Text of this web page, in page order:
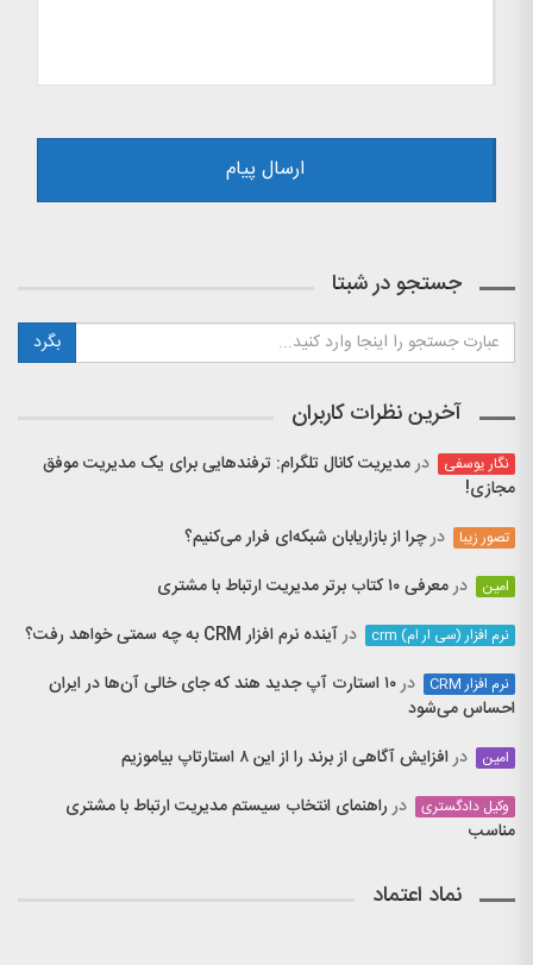
جستجو در شبتا
آخرین نظرات کاربران
نگار یوسفی درمدیریت کانال تلگرام: ترفندهایی برای یک مدیریت موفق
مجازی!
تصور زیبا درچرا از بازاریابان شبکه‌ای فرار می‌کنیم؟
امین درمعرفی ۱۰ کتاب برتر مدیریت ارتباط با مشتری
نرم افزار (سی ار ام) crm درآینده نرم افزار CRM به چه سمتی خواهد رفت؟
نرم افزار CRM در
۱۰ استارت آپ جدید هند که جای خالی آن‌ها در ایران
احساس می‌شود
امین درافزایش آگاهی از برند را از این ۸ استارتاپ بیاموزیم
وکیل دادگستری درراهنمای انتخاب سیستم مدیریت ارتباط با مشتری
مناسب
نماد اعتماد